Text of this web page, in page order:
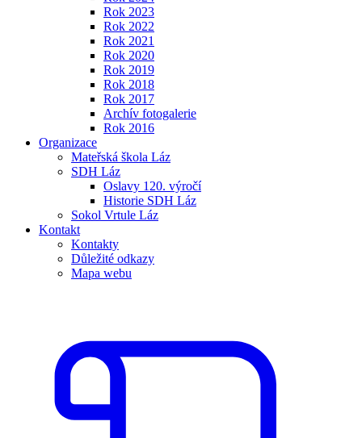
Rok 2023
Rok 2022
Rok 2021
Rok 2020
Rok 2019
Rok 2018
Rok 2017
Archív fotogalerie
Rok 2016
Organizace
Mateřská škola Láz
SDH Láz
Oslavy 120. výročí
Historie SDH Láz
Sokol Vrtule Láz
Kontakt
Kontakty
Důležité odkazy
Mapa webu